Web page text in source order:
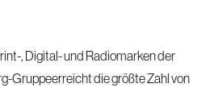
, Digital- und Radiomarken der
Gruppeerreicht die größte Zahl von